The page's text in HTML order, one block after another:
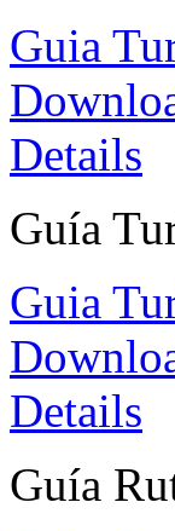
Guia
Details
Guía
Guia
Details
Guía